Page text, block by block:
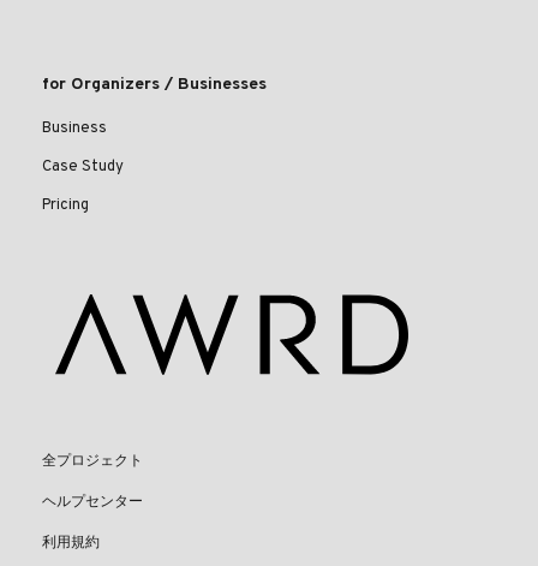
for Organizers / Businesses
Business
Case Study
Pricing
全プロジェクト
ヘルプセンター
利用規約